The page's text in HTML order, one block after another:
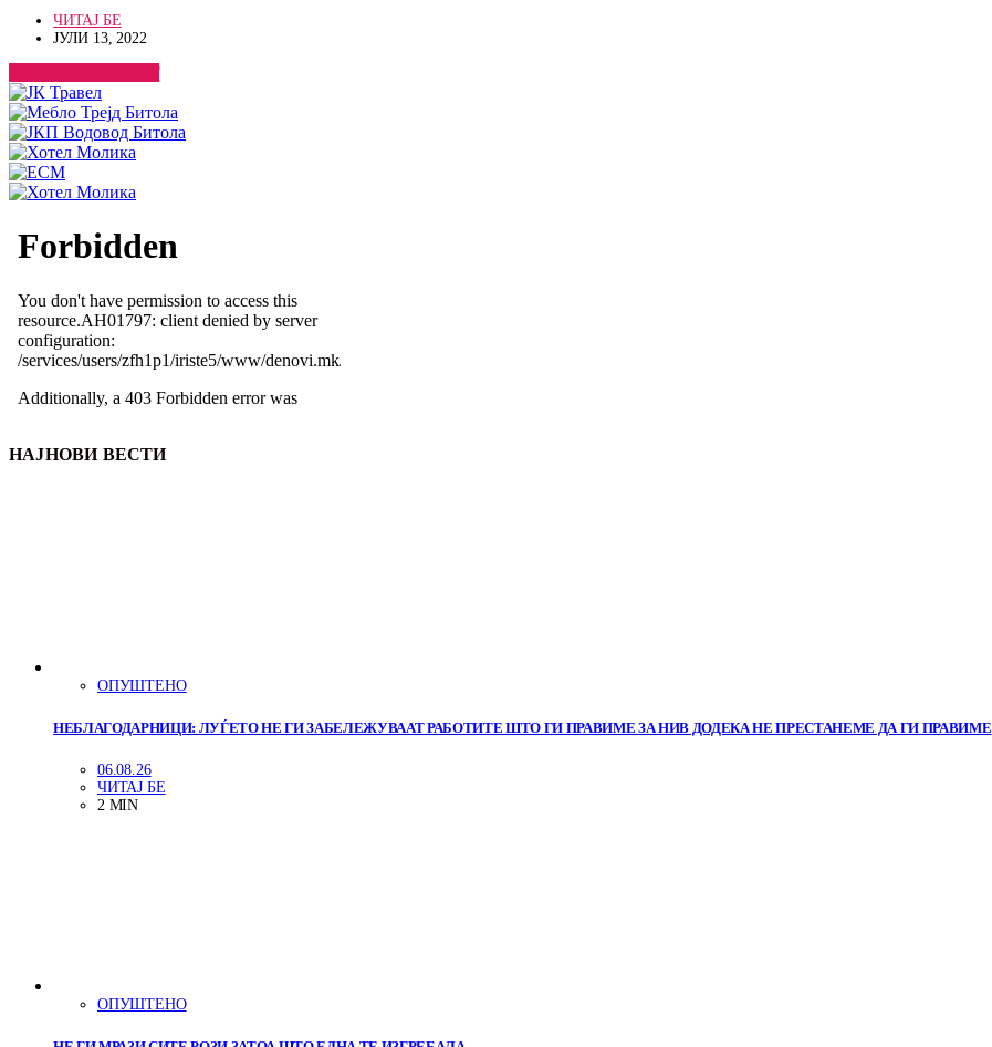
ЧИТАЈ БЕ
ЈУЛИ 13, 2022
ПОГЛЕДНИ ВЕСТ
НАЈНОВИ ВЕСТИ
ОПУШТЕНО
НЕБЛАГОДАРНИЦИ: ЛУЃЕТО НЕ ГИ ЗАБЕЛЕЖУВААТ РАБОТИТЕ ШТО ГИ ПРАВИМЕ ЗА НИВ ДОДЕКА НЕ ПРЕСТАНЕМЕ ДА ГИ ПРАВИМЕ
06.08.26
ЧИТАЈ БЕ
2 MIN
ОПУШТЕНО